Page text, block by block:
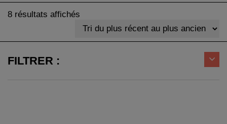
8 résultats affichés
du
plus
récent
FILTRER :